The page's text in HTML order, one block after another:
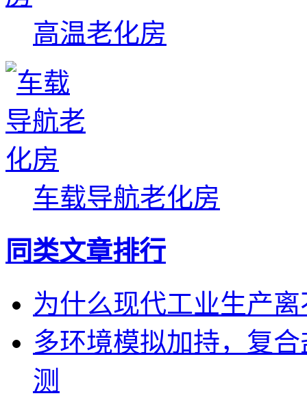
高温老化房
车载导航老化房
同类文章排行
为什么现代工业生产
多环境模拟加持，复
测